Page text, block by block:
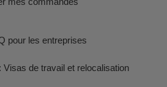
pour les entreprises
Visas de travail et relocalisation